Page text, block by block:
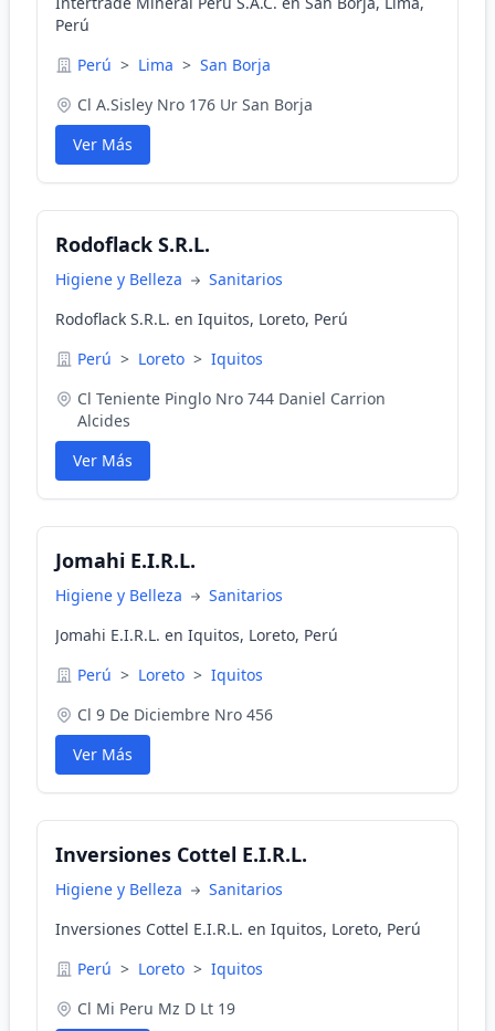
Perú
Perú > Lima > San Borja
Cl A.Sisley Nro 176 Ur San Borja
Ver Más
Rodoflack S.R.L.
Higiene y Belleza
Sanitarios
Rodoflack S.R.L. en Iquitos, Loreto, Perú
Perú > Loreto > Iquitos
Cl Teniente Pinglo Nro 744 Daniel Carrion
Alcides
Ver Más
Jomahi E.I.R.L.
Higiene y Belleza
Sanitarios
Jomahi E.I.R.L. en Iquitos, Loreto, Perú
Perú > Loreto > Iquitos
Cl 9 De Diciembre Nro 456
Ver Más
Inversiones Cottel E.I.R.L.
Higiene y Belleza
Sanitarios
Inversiones Cottel E.I.R.L. en Iquitos, Loreto, Perú
Perú > Loreto > Iquitos
Cl Mi Peru Mz D Lt 19